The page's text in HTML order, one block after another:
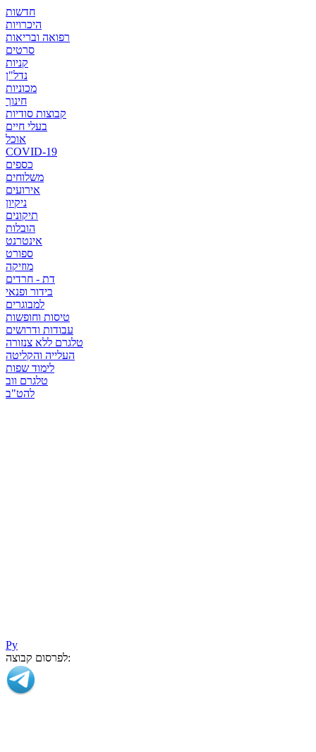
חדשות
היכרויות
רפואה ובריאות
סרטים
קניות
נדל"ן
מכוניות
חינוך
קבוצות סודיות
בעלי חיים
אוכל
COVID-19
כספים
משלוחים
אירועים
ניקיון
תיקונים
הובלות
אינטרנט
ספורט
מוזיקה
דת - חרדים
בידור ופנאי
למבוגרים
טיסות וחופשות
עבודות ודרושים
טלגרם ללא צנזורה
העלייה והקליטה
לימוד שפות
טלגרם ווב
להט"ב
Ру
לפרסום קבוצה: